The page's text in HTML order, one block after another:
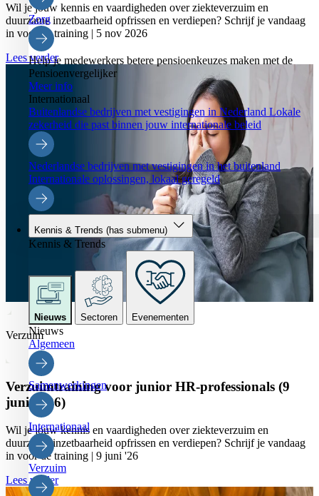
Zorg
Help je medewerkers betere pensioenkeuzes maken met de
Pensioenvergelijker
Meer info
Internationaal
Buitenlandse bedrijven met vestigingen in Nederland Lokale
zekerheid die past binnen jouw internationale beleid
Nederlandse bedrijven met vestigingen in het buitenland
Internationale oplossingen, lokaal geregeld
Kennis & Trends (has submenu)
Kennis & Trends
Nieuws Sectoren Evenementen
Nieuws
Algemeen
Samenwerkingen
Internationaal
Verzuim
Wil je jouw kennis en vaardigheden over ziekteverzuim en
duurzame inzetbaarheid opfrissen en verdiepen? Schrijf je vandaag
in voor de training | 5 nov 2026
Lees verder
Verzuim
Verzuimtraining voor junior HR-professionals (9
juni 2026)
Wil je jouw kennis en vaardigheden over ziekteverzuim en
duurzame inzetbaarheid opfrissen en verdiepen? Schrijf je vandaag
in voor de training | 9 juni '26
Lees verder